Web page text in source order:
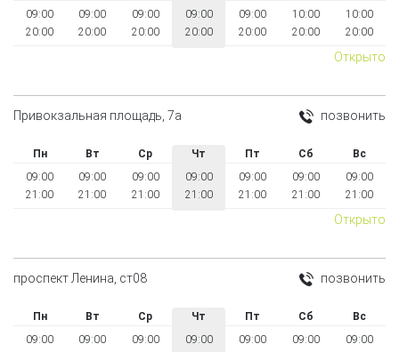
09:00
20:00
09:00
20:00
09:00
20:00
09:00
20:00
09:00
20:00
10:00
20:00
10:00
20:00
Открыто
позвонить
Привокзальная площадь, 7а
Пн Вт Ср Чт Пт Сб
Вс
09:00
21:00
09:00
21:00
09:00
21:00
09:00
21:00
09:00
21:00
09:00
21:00
09:00
21:00
Открыто
позвонить
проспект Ленина, ст08
Пн Вт Ср Чт Пт Сб
Вс
09:00
09:00
09:00
09:00
09:00
09:00
09:00